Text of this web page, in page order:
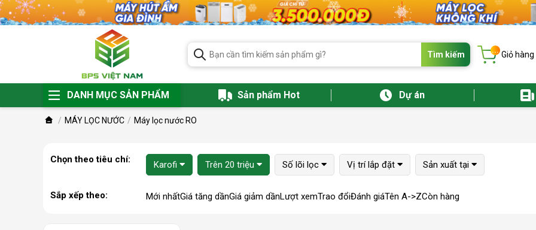
Tìm kiếm ... Giỏ hàng
DANH MỤC SẢN PHẨM Sản phẩm Hot Dự án
MÁY LỌC NƯỚC Máy lọc nước RO
Chọn theo tiêu chí: Karofi Trên 20 triệu Số lõi lọc Vị trí lắp đặt Sản xuất tại
Sắp xếp theo: Mới nhấtGiá tăng dầnGiá giảm dầnLượt xemTrao đổiĐánh giáTên A->ZCòn hàng